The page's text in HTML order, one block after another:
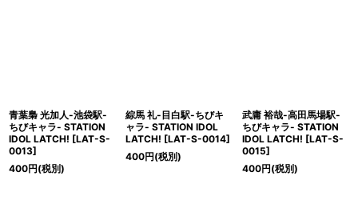
青葉梟 光加人-池袋駅-
ちびキャラ- STATION
IDOL LATCH! [LAT-S-
0013]
400円(税別)
綜馬 礼-目白駅-ちびキ
ャラ- STATION IDOL
LATCH! [LAT-S-0014]
400円(税別)
武庸 裕哉-高田馬場駅-
ちびキャラ- STATION
IDOL LATCH! [LAT-S-
0015]
400円(税別)